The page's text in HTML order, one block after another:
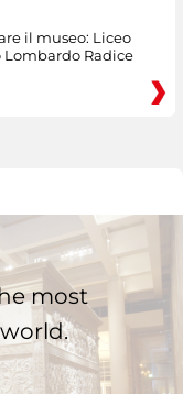
il museo: Liceo
Radice
most